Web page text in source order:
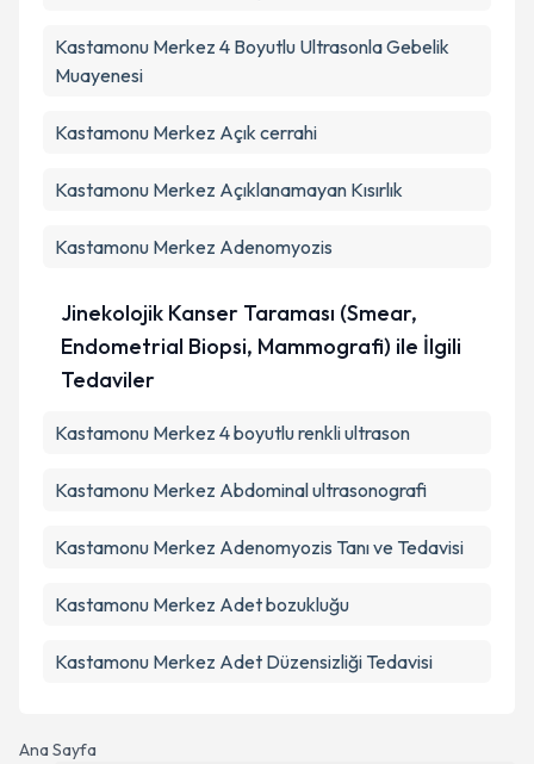
Ana Sayfa
Kastamonu Merkez 4 Boyutlu Ultrasonla Gebelik
Muayenesi
Kastamonu Merkez Açık cerrahi
Kastamonu Merkez Açıklanamayan Kısırlık
Kastamonu Merkez Adenomyozis
Jinekolojik Kanser Taraması (Smear,
Endometrial Biopsi, Mammografi) ile İlgili
Tedaviler
Kastamonu Merkez 4 boyutlu renkli ultrason
Kastamonu Merkez Abdominal ultrasonografi
Kastamonu Merkez Adenomyozis Tanı ve Tedavisi
Kastamonu Merkez Adet bozukluğu
Kastamonu Merkez Adet Düzensizliği Tedavisi